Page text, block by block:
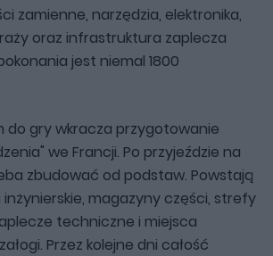
zamienne, narzędzia, elektronika,
oraz infrastruktura zaplecza
jest niemal 1800
do gry wkracza przygotowanie
we Francji. Po przyjeździe na
zbudować od podstaw. Powstają
magazyny części, strefy
techniczne i miejsca
Przez kolejne dni całość